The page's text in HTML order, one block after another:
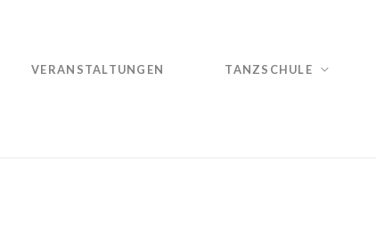
VERANSTALTUNGEN TANZSCHULE